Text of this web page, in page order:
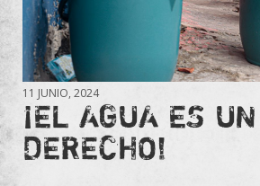
11 JUNIO, 2024
¡EL AGUA ES UN
DERECHO!